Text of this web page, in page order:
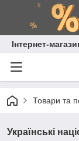
Інтернет-
Товари та
Українські